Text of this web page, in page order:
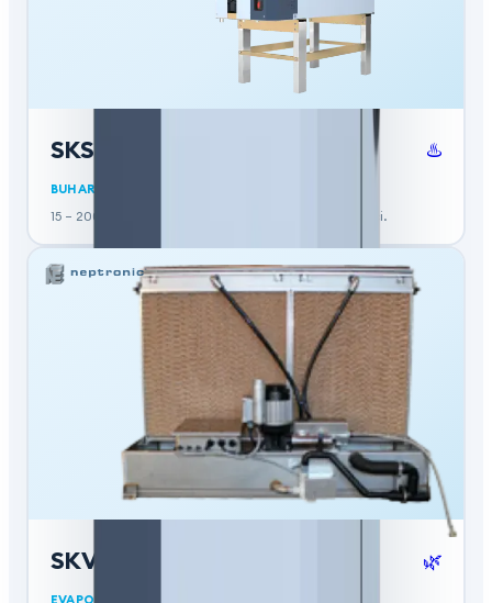
SKS4 ♨️
BUHARLI NEMLENDIRICI (BUHAR EŞANJÖRLÜ)
15 – 200 kg/sa kapasiteli buhar eşanjörlü nemlendirici.
SKV 🌿